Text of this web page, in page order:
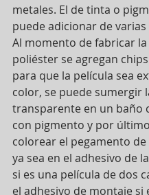
metales. El de tinta o
puede adicionar de
Al momento de fabricar
poliéster se agregan
para que la película sea
color, se puede sumergir
transparente en un baño
con pigmento y por
colorear el pegamento de
ya sea en el adhesivo de
si es una película de dos
el adhesivo de montaje si